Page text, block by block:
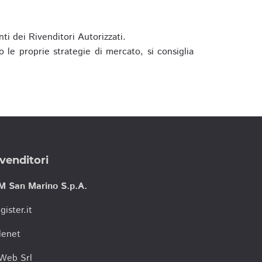
dei Rivenditori Autorizzati.
le proprie strategie di mercato, si consiglia
San Marino S.p.A.
Srl